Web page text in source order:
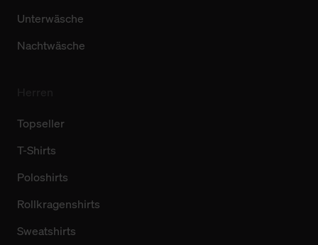
Unterwäsche
Nachtwäsche
Topseller
T-Shirts
Poloshirts
Rollkragenshirts
Sweatshirts